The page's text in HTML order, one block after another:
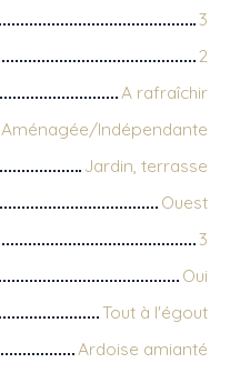
3
2
A rafraîchir
Aménagée/Indépendante
Jardin, terrasse
Ouest
3
Oui
Tout à l'égout
Ardoise amianté